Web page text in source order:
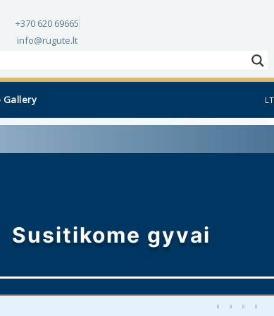
+370 620 69665
info@rugute.lt
Gallery LT
Susitikome gyvai